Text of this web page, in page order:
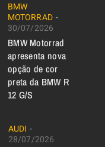
BMW
MOTORRAD
30/07/2026
BMW Motorrad
apresenta nova
opção de cor
preta da BMW R
12 G/S
AUDI
28/07/2026